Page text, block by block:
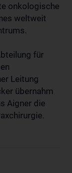
onkologische
weltweit
für
Leitung
übernahm
Aigner die